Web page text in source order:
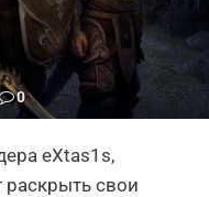
0
eXtas1s,
раскрыть свои